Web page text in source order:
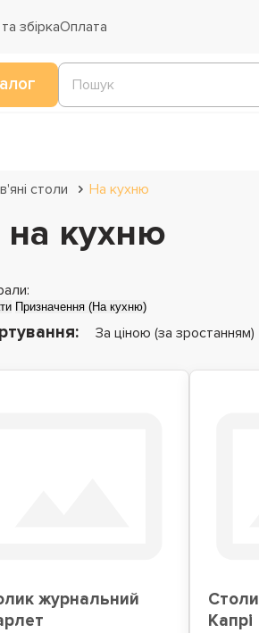
збіркаОплата
столи На кухню
на кухню
Призначення (На кухню)
За ціною (за зростанням)
журнальний
Капрі